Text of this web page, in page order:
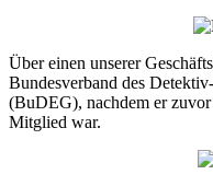
Über einen unserer
Bundesverband des
(BuDEG), nachdem er
Mitglied war.